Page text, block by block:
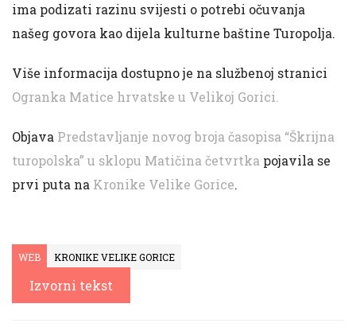
ima podizati razinu svijesti o potrebi očuvanja
našeg govora kao dijela kulturne baštine Turopolja.
Više informacija dostupno je na službenoj stranici
Ogranka Matice hrvatske u Velikoj Gorici.
Objava Predstavljanje novog broja časopisa “Škrijna
turopolska” u sklopu Matičina četvrtka pojavila se
prvi puta na Kronike Velike Gorice.
WEB KRONIKE VELIKE GORICE
Izvorni tekst